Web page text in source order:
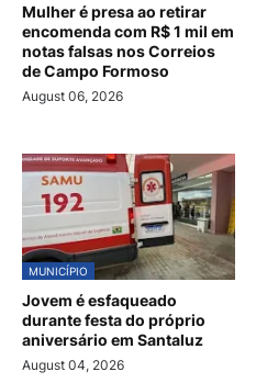
Mulher é presa ao retirar
encomenda com R$ 1 mil em
notas falsas nos Correios
de Campo Formoso
August 06, 2026
MUNICÍPIO
Jovem é esfaqueado
durante festa do próprio
aniversário em Santaluz
August 04, 2026